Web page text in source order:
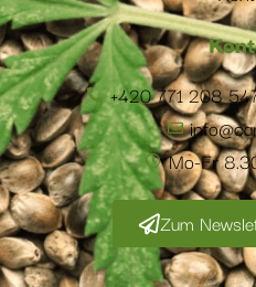
+420 771 208
Mo-Fr
Zum